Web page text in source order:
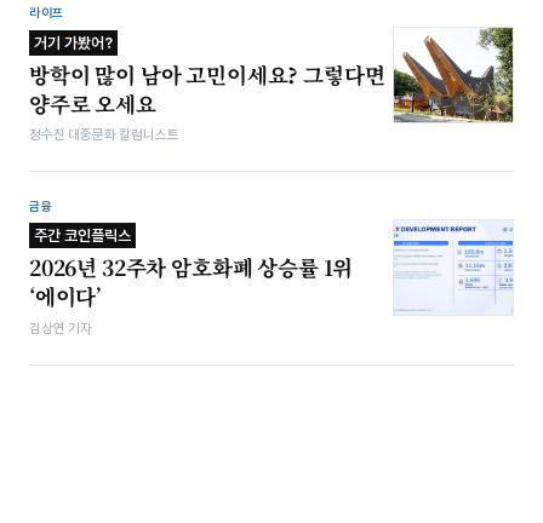
라이프
거기 가봤어?
방학이 많이 남아 고민이세요? 그렇다면
양주로 오세요
정수진 대중문화 칼럼니스트
금융
주간 코인플릭스
2026년 32주차 암호화폐 상승률 1위
‘에이다’
김상연 기자